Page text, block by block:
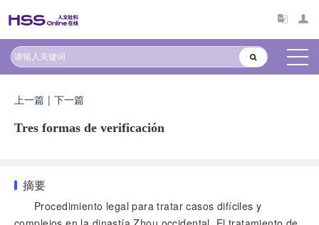
上一篇 | 下一篇
Tres formas de verificación
摘要
Procedimiento legal para tratar casos difíciles y